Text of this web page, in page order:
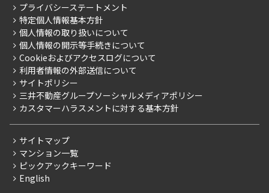
こだわりから探す
こだわり一覧
プレミアムマンション
新築
当社限定（港区・渋谷区）
当社限定（港区・渋谷区以外）
三井不動産企画
賃料改定
フリーレント
ペット可
ご入居・提携サービス
お部屋探しからご契約まで
よくあるご質問
社宅紹介
【仲介会社様向け】当社仲介事業部取り扱い物件入居申込
会社情報
事業案内
採用情報
ニュースリリース
お問い合わせ
プライバシーステートメント
特定個人情報基本方針
個人情報の取り扱いについて
個人情報の開示等手続きについて
Cookieおよびアクセスログについて
利用者情報の外部送信について
サイトポリシー
三井不動産グループソーシャルメディアポリシー
カスタマーハラスメントに対する基本方針
サイトマップ
マンション一覧
ピックアックキーワード
English